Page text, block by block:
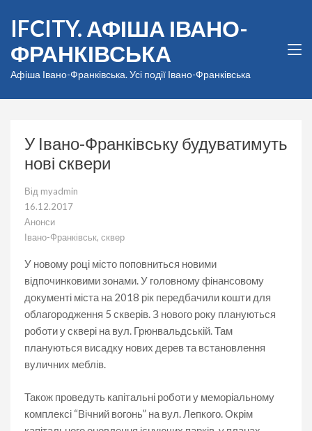
вмісту
(натисніть
Enter)
IFCITY. АФІША ІВАНО-
ФРАНКІВСЬКА
Афіша Івано-Франківська. Усі події Івано-Франківська
У Івано-Франківську будуватимуть
нові сквери
Від myadmin
16.12.2017
Анонси
Івано-Франківськ, сквер
У новому році місто поповниться новими
відпочинковими зонами. У головному фінансовому
документі міста на 2018 рік передбачили кошти для
облагородження 5 скверів. З нового року плануються
роботи у сквері на вул. Грюнвальдській. Там
плануються висадку нових дерев та встановлення
вуличних меблів.
Також проведуть капітальні роботи у меморіальному
комплексі “Вічний вогонь” на вул. Лепкого. Окрім